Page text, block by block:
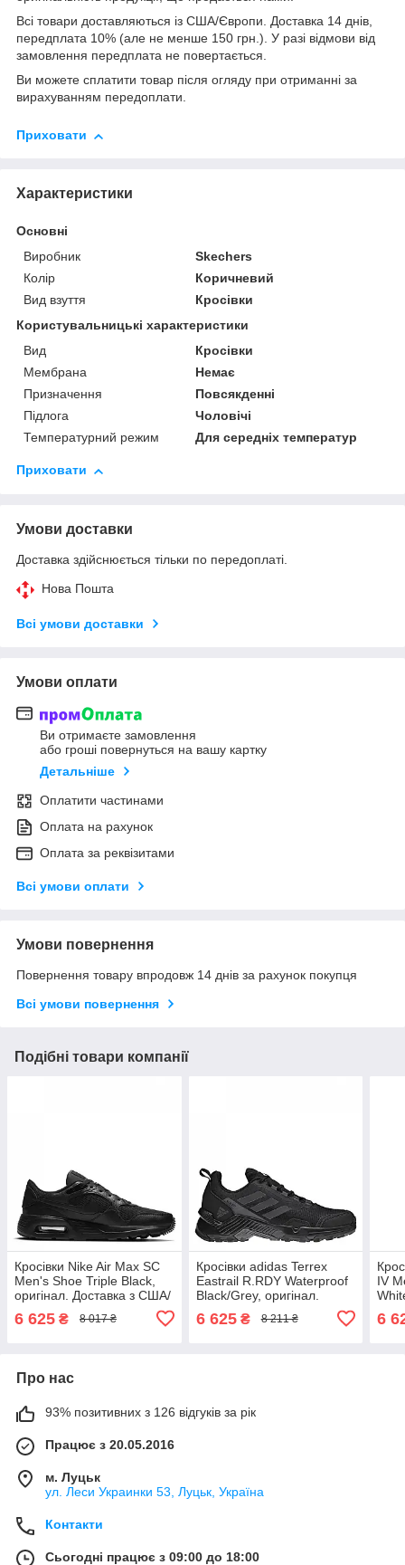
Всі товари доставляються із США/Європи. Доставка 14 днів,
передплата 10% (але не менше 150 грн.). У разі відмови від
замовлення передплата не повертається.
Ви можете сплатити товар після огляду при отриманні за
вирахуванням передоплати.
Приховати
Характеристики
Основні
Виробник
Skechers
Колір
Коричневий
Вид взуття
Кросівки
Користувальницькі характеристики
Вид
Кросівки
Мембрана
Немає
Призначення
Повсякденні
Підлога
Чоловічі
Температурний режим
Для середніх температур
Приховати
Умови доставки
Доставка здійснюється тільки по передоплаті.
Нова Пошта
Всі умови доставки
Умови оплати
Ви отримаєте замовлення
або гроші повернуться на вашу картку
Детальніше
Оплатити частинами
Оплата на рахунок
Оплата за реквізитами
Всі умови оплати
Умови повернення
Повернення товару впродовж 14 днів за рахунок покупця
Всі умови повернення
Подібні товари компанії
Кросівки Nike Air Max SC
Men's Shoe Triple Black,
оригінал. Доставка з США/
6 625 ₴ 8 017 ₴
Кросівки adidas Terrex
Eastrail R.RDY Waterproof
Black/Grey, оригінал.
протягом 14 днів
6 625₴ 8 211 ₴
IV
6
Про нас
93% позитивних з 126 відгуків за рік
Працює з 20.05.2016
м. Луцьк
ул. Леси Украинки 53, Луцьк, Україна
Контакти
Сьогодні працює з 09:00 до 18:00